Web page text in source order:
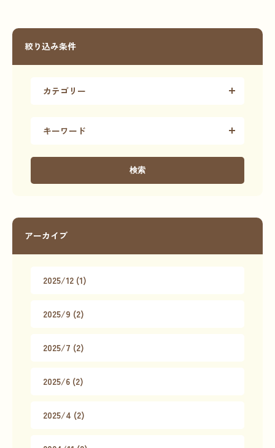
絞り込み条件
カテゴリー
キーワード
検索
アーカイブ
2025/12 (1)
2025/9 (2)
2025/7 (2)
2025/6 (2)
2025/4 (2)